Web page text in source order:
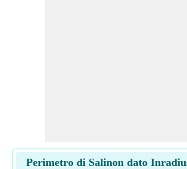
Perimetro di Salinon dato